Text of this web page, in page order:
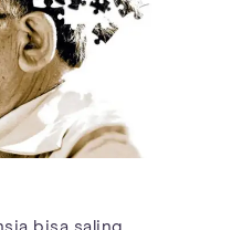
bisa saling